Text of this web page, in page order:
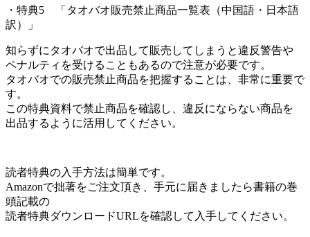
・特典5 「タオバオ販売禁止商品一覧表（中国語・日本語
訳）」
知らずにタオバオで出品して販売してしまうと違反警告や
ペナルティを受けることもあるので注意が必要です。
タオバオでの販売禁止商品を把握することは、非常に重要で
す。
この特典資料で禁止商品を確認し、違反にならない商品を
出品するように活用してください。
読者特典の入手方法は簡単です。
Amazonで拙著をご注文頂き、手元に届きましたら書籍の巻
頭記載の
読者特典ダウンロードURLを確認して入手してください。